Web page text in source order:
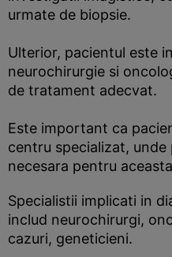
urmate de biopsie.
Ulterior, pacientul este
neurochirurgie si
de tratament adecvat.
Este important ca
centru specializat,
necesara pentru
Specialistii implicati in
includ neurochirurgi,
cazuri, geneticieni.